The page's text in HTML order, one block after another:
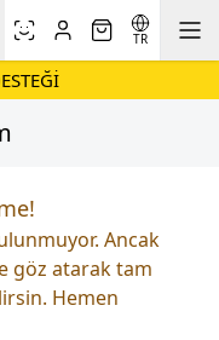
TR
İADE
Ancak
göz atarak tam
Hemen